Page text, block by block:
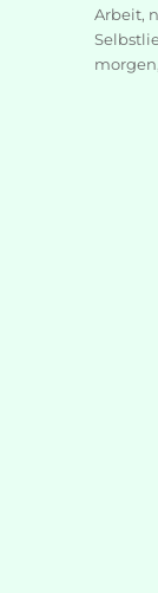
Arbeit,
morgen